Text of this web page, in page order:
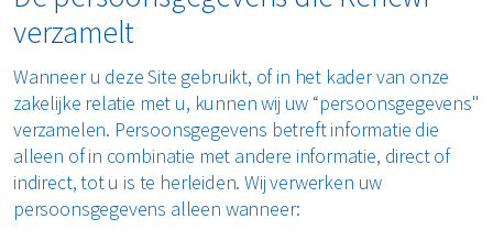
Waarom Renewi EcoSmart?
Onze diensten
Circulaire diensten
CSRD
Circulair+
Hout
Matrassen
Papier en karton
PMD
Alle circulaire materialen
verzamelt
Wanneer u deze Site gebruikt, of in het kader van onze
zakelijke relatie met u, kunnen wij uw “persoonsgegevens"
verzamelen. Persoonsgegevens betreft informatie die
alleen of in combinatie met andere informatie, direct of
indirect, tot u is te herleiden. Wij verwerken uw
persoonsgegevens alleen wanneer: